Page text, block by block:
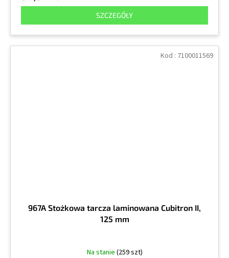
SZCZEGÓŁY
967A Stożkowa tarcza laminowana Cubitron II,
125 mm
Na stanie (259 szt)
Kod : 7100011569